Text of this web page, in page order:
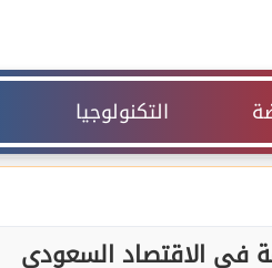
التكنولوجيا
في الاقتصاد السعودي